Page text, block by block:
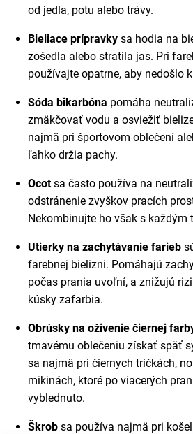
od jedla, potu alebo trávy.
Bieliace prípravky sa hodia na
zošedla alebo stratila jas. Pri
používajte opatrne, aby nedošlo
Sóda bikarbóna pomáha
zmäkčovať vodu a osviežiť
najmä pri športovom oblečení
ľahko držia pachy.
Ocotsa často používa na
odstránenie zvyškov pracích
Nekombinujte ho však s každým
Utierky na zachytávanie farieb
farebnej bielizni. Pomáhajú
počas prania uvoľní, a znižujú
kúsky zafarbia.
Obrúsky na oživenie čiernej
tmavému oblečeniu získať späť
sa najmä pri čiernych tričkách,
mikinách, ktoré po viacerých
vyblednuto.
Škrob sa používa najmä pri